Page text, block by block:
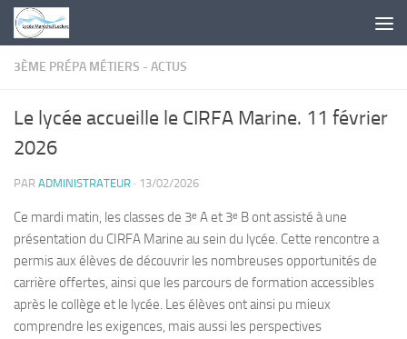
Skip to content
3ÈME PRÉPA MÉTIERS - ACTUS
Le lycée accueille le CIRFA Marine. 11 février
2026
PAR ADMINISTRATEUR · 13/02/2026
Ce mardi matin, les classes de 3ᵉ A et 3ᵉ B ont assisté à une
présentation du CIRFA Marine au sein du lycée. Cette rencontre a
permis aux élèves de découvrir les nombreuses opportunités de
carrière offertes, ainsi que les parcours de formation accessibles
après le collège et le lycée. Les élèves ont ainsi pu mieux
comprendre les exigences, mais aussi les perspectives